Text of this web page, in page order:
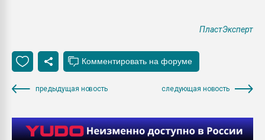
ПластЭксперт
предыдущая новость следующая новость